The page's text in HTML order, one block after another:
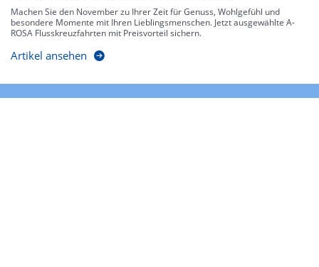
Machen Sie den November zu Ihrer Zeit für Genuss, Wohlgefühl und
besondere Momente mit Ihren Lieblingsmenschen. Jetzt ausgewählte A-
ROSA Flusskreuzfahrten mit Preisvorteil sichern.
Artikel ansehen